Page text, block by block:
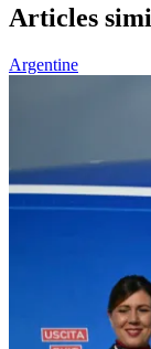
Articles
Argentine